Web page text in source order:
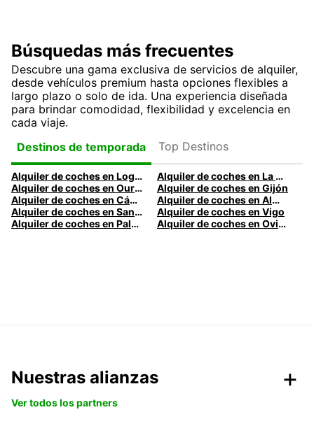
Búsquedas más frecuentes
Descubre una gama exclusiva de servicios de alquiler,
desde vehículos premium hasta opciones flexibles a
largo plazo o solo de ida. Una experiencia diseñada
para brindar comodidad, flexibilidad y excelencia en
cada viaje.
Destinos de temporada
Top Destinos
Alquiler de coches en Logroño
Alquiler de coches en La Coruña
Alquiler de coches en Ourense
Alquiler de coches en Gijón
Alquiler de coches en Cádiz
Alquiler de coches en Almería
Alquiler de coches en Santander
Alquiler de coches en Vigo
Alquiler de coches en Palma
Alquiler de coches en Oviedo
Nuestras alianzas
Ver todos los partners